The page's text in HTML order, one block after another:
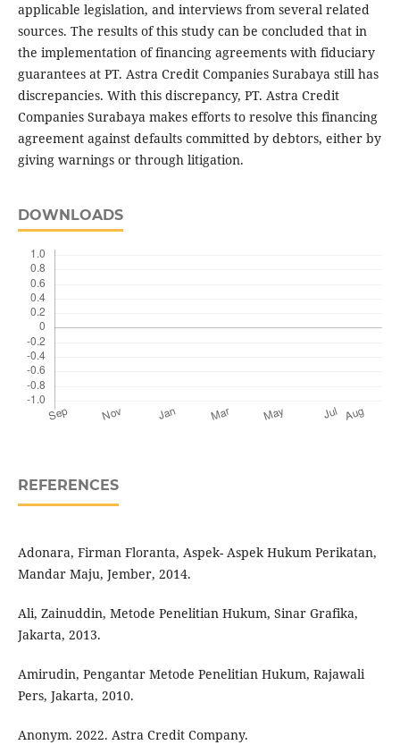
applicable legislation, and interviews from several related
sources. The results of this study can be concluded that in
the implementation of financing agreements with fiduciary
guarantees at PT. Astra Credit Companies Surabaya still has
discrepancies. With this discrepancy, PT. Astra Credit
Companies Surabaya makes efforts to resolve this financing
agreement against defaults committed by debtors, either by
giving warnings or through litigation.
DOWNLOADS
REFERENCES
Adonara, Firman Floranta, Aspek- Aspek Hukum Perikatan,
Mandar Maju, Jember, 2014.
Ali, Zainuddin, Metode Penelitian Hukum, Sinar Grafika,
Jakarta, 2013.
Amirudin, Pengantar Metode Penelitian Hukum, Rajawali
Pers, Jakarta, 2010.
Anonym. 2022. Astra Credit Company.